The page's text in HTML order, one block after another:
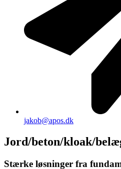
jakob@apos.dk
Jord/beton/kloak/
Stærke løsninger fra